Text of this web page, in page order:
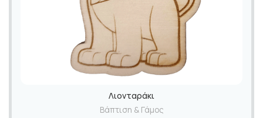
Λιονταράκι
Βάπτιση & Γάμος